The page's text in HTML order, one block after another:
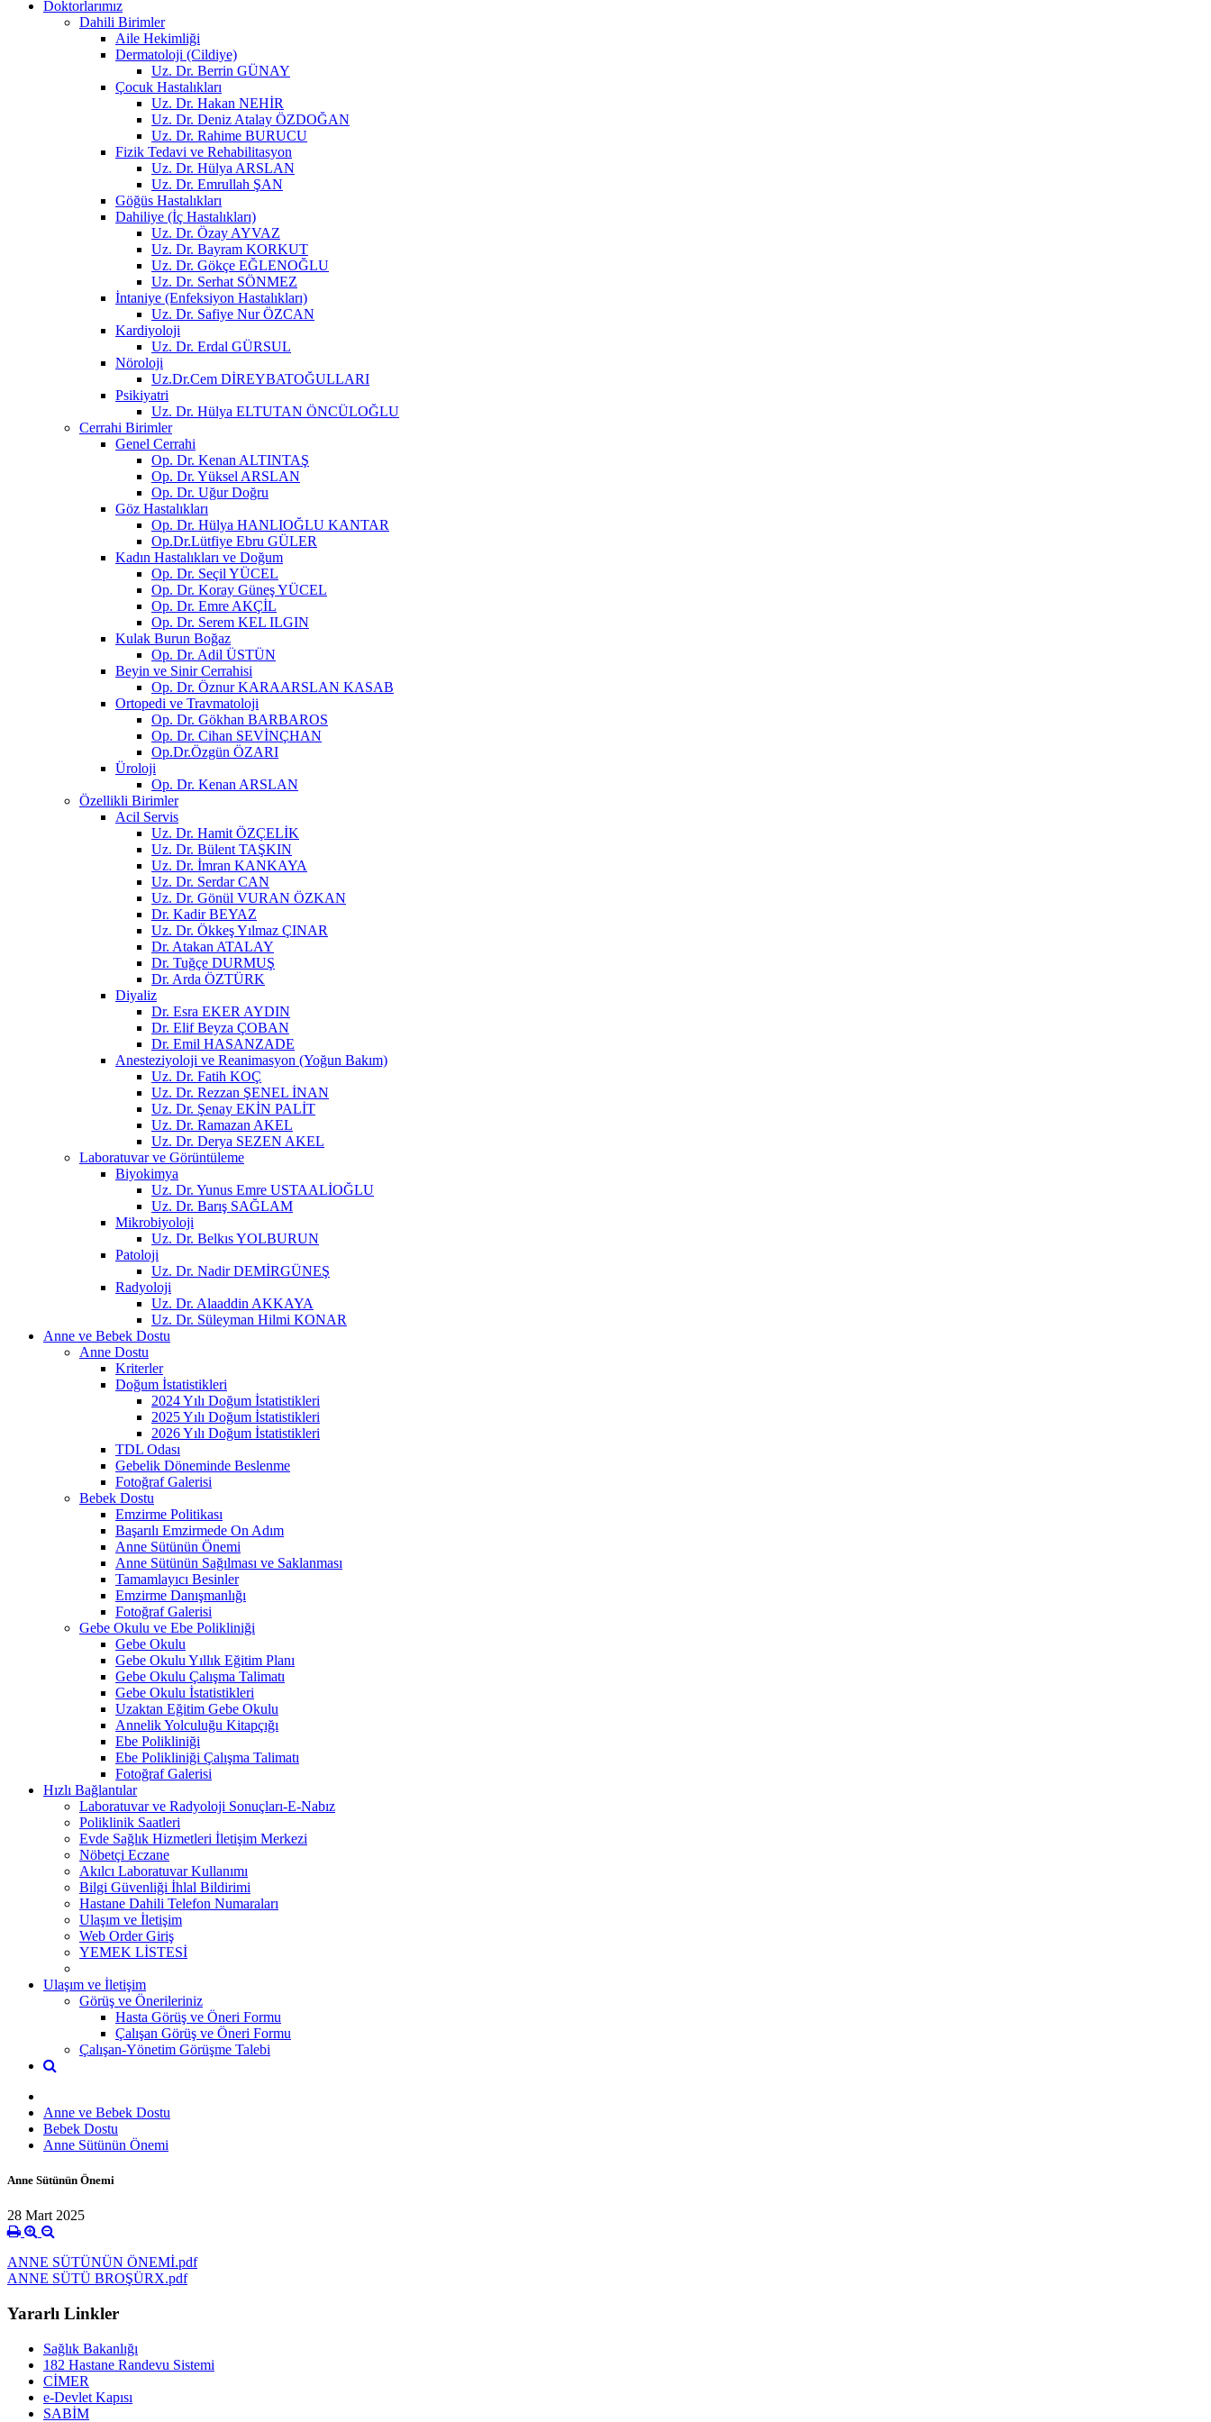
Doktorlarımız
Dahili Birimler
Aile Hekimliği
Dermatoloji (Cildiye)
Uz. Dr. Berrin GÜNAY
Çocuk Hastalıkları
Uz. Dr. Hakan NEHİR
Uz. Dr. Deniz Atalay ÖZDOĞAN
Uz. Dr. Rahime BURUCU
Fizik Tedavi ve Rehabilitasyon
Uz. Dr. Hülya ARSLAN
Uz. Dr. Emrullah ŞAN
Göğüs Hastalıkları
Dahiliye (İç Hastalıkları)
Uz. Dr. Özay AYVAZ
Uz. Dr. Bayram KORKUT
Uz. Dr. Gökçe EĞLENOĞLU
Uz. Dr. Serhat SÖNMEZ
İntaniye (Enfeksiyon Hastalıkları)
Uz. Dr. Safiye Nur ÖZCAN
Kardiyoloji
Uz. Dr. Erdal GÜRSUL
Nöroloji
Uz.Dr.Cem DİREYBATOĞULLARI
Psikiyatri
Uz. Dr. Hülya ELTUTAN ÖNCÜLOĞLU
Cerrahi Birimler
Genel Cerrahi
Op. Dr. Kenan ALTINTAŞ
Op. Dr. Yüksel ARSLAN
Op. Dr. Uğur Doğru
Göz Hastalıkları
Op. Dr. Hülya HANLIOĞLU KANTAR
Op.Dr.Lütfiye Ebru GÜLER
Kadın Hastalıkları ve Doğum
Op. Dr. Seçil YÜCEL
Op. Dr. Koray Güneş YÜCEL
Op. Dr. Emre AKÇİL
Op. Dr. Serem KEL ILGIN
Kulak Burun Boğaz
Op. Dr. Adil ÜSTÜN
Beyin ve Sinir Cerrahisi
Op. Dr. Öznur KARAARSLAN KASAB
Ortopedi ve Travmatoloji
Op. Dr. Gökhan BARBAROS
Op. Dr. Cihan SEVİNÇHAN
Op.Dr.Özgün ÖZARI
Üroloji
Op. Dr. Kenan ARSLAN
Özellikli Birimler
Acil Servis
Uz. Dr. Hamit ÖZÇELİK
Uz. Dr. Bülent TAŞKIN
Uz. Dr. İmran KANKAYA
Uz. Dr. Serdar CAN
Uz. Dr. Gönül VURAN ÖZKAN
Dr. Kadir BEYAZ
Uz. Dr. Ökkeş Yılmaz ÇINAR
Dr. Atakan ATALAY
Dr. Tuğçe DURMUŞ
Dr. Arda ÖZTÜRK
Diyaliz
Dr. Esra EKER AYDIN
Dr. Elif Beyza ÇOBAN
Dr. Emil HASANZADE
Anesteziyoloji ve Reanimasyon (Yoğun Bakım)
Uz. Dr. Fatih KOÇ
Uz. Dr. Rezzan ŞENEL İNAN
Uz. Dr. Şenay EKİN PALİT
Uz. Dr. Ramazan AKEL
Uz. Dr. Derya SEZEN AKEL
Laboratuvar ve Görüntüleme
Biyokimya
Uz. Dr. Yunus Emre USTAALİOĞLU
Uz. Dr. Barış SAĞLAM
Mikrobiyoloji
Uz. Dr. Belkıs YOLBURUN
Patoloji
Uz. Dr. Nadir DEMİRGÜNEŞ
Radyoloji
Uz. Dr. Alaaddin AKKAYA
Uz. Dr. Süleyman Hilmi KONAR
Anne ve Bebek Dostu
Anne Dostu
Kriterler
Doğum İstatistikleri
2024 Yılı Doğum İstatistikleri
2025 Yılı Doğum İstatistikleri
2026 Yılı Doğum İstatistikleri
TDL Odası
Gebelik Döneminde Beslenme
Fotoğraf Galerisi
Bebek Dostu
Emzirme Politikası
Başarılı Emzirmede On Adım
Anne Sütünün Önemi
Anne Sütünün Sağılması ve Saklanması
Tamamlayıcı Besinler
Emzirme Danışmanlığı
Fotoğraf Galerisi
Gebe Okulu ve Ebe Polikliniği
Gebe Okulu
Gebe Okulu Yıllık Eğitim Planı
Gebe Okulu Çalışma Talimatı
Gebe Okulu İstatistikleri
Uzaktan Eğitim Gebe Okulu
Annelik Yolculuğu Kitapçığı
Ebe Polikliniği
Ebe Polikliniği Çalışma Talimatı
Fotoğraf Galerisi
Hızlı Bağlantılar
Laboratuvar ve Radyoloji Sonuçları-E-Nabız
Poliklinik Saatleri
Evde Sağlık Hizmetleri İletişim Merkezi
Nöbetçi Eczane
Akılcı Laboratuvar Kullanımı
Bilgi Güvenliği İhlal Bildirimi
Hastane Dahili Telefon Numaraları
Ulaşım ve İletişim
Web Order Giriş
YEMEK LİSTESİ
Ulaşım ve İletişim
Görüş ve Önerileriniz
Hasta Görüş ve Öneri Formu
Çalışan Görüş ve Öneri Formu
Çalışan-Yönetim Görüşme Talebi
Anne ve Bebek Dostu
Bebek Dostu
Anne Sütünün Önemi
Anne Sütünün Önemi
28 Mart 2025
ANNE SÜTÜNÜN ÖNEMİ.pdf
ANNE SÜTÜ BROŞÜRX.pdf
Yararlı Linkler
Sağlık Bakanlığı
182 Hastane Randevu Sistemi
CİMER
e-Devlet Kapısı
SABİM